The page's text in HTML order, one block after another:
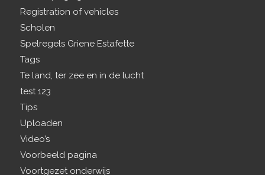
Registration of vehicles
Scholen
Spelregels Griene Estafette
Tags
Te land, ter zee en in de lucht
test 123
Tips
Uploaden
Video’s
Voorbeeld pagina
Voortgezet onderwijs